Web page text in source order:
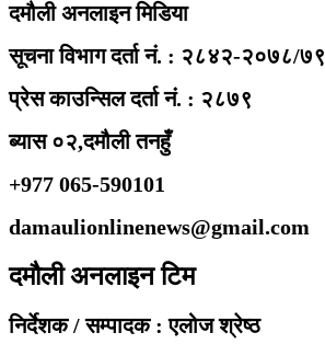
दमौली अनलाइन मिडिया
सूचना विभाग दर्ता नं. : २८४२-२०७८/७९
प्रेस काउन्सिल दर्ता नं. : २८७९
ब्यास ०२,दमौली तनहुँ
+977 065-590101
damaulionlinenews@gmail.com
दमौली अनलाइन टिम
निर्देशक / सम्पादक : एलोज श्रेष्ठ